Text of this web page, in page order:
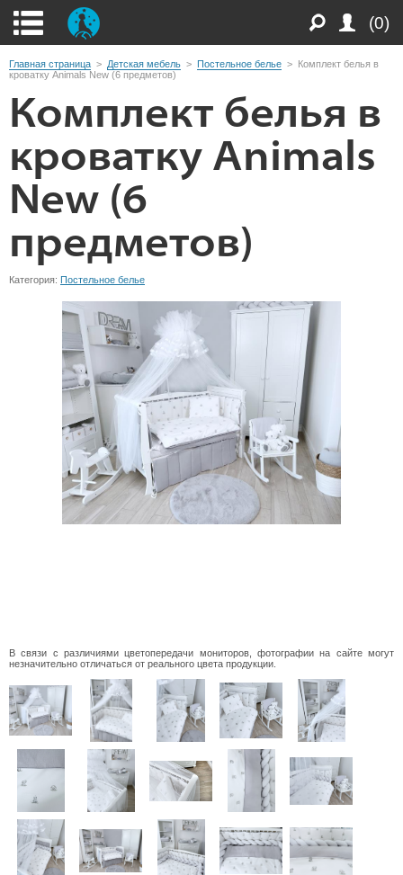
(0)
Главная страница > Детская мебель > Постельное белье > Комплект белья в
кроватку Animals New (6 предметов)
Комплект белья в
кроватку Animals
New (6
предметов)
Категория: Постельное белье
В связи с различиями цветопередачи мониторов, фотографии на сайте могут
незначительно отличаться от реального цвета продукции.